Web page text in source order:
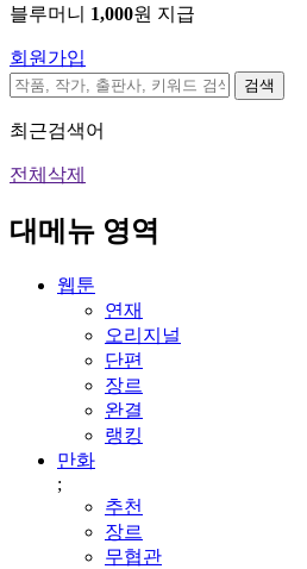
블루머니 1,000원 지급
회원가입
검색
최근검색어
전체삭제
대메뉴 영역
웹툰
연재
오리지널
단편
장르
완결
랭킹
만화
;
추천
장르
무협관